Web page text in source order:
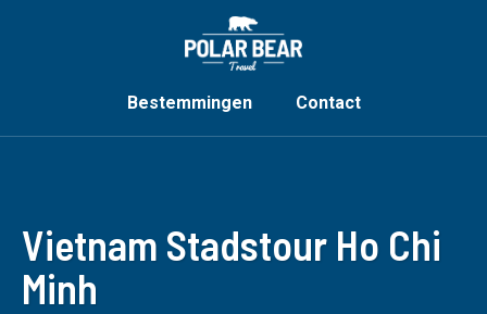
Bestemmingen Contact
Vietnam Stadstour Ho Chi
Minh